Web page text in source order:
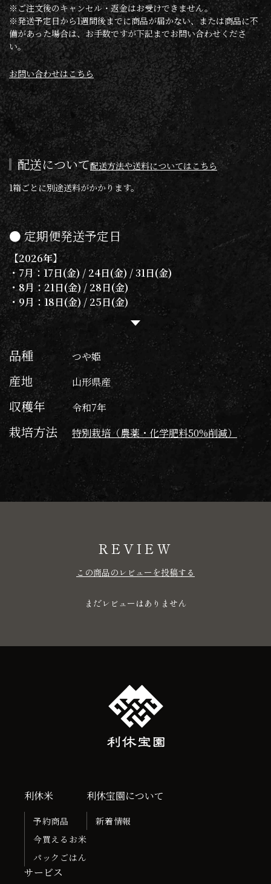
※ご注文後のキャンセル・返金はお受けできません。
※発送予定日から1週間後までに商品が届かない、または商品に不
備があった場合は、お手数ですが下記までお問い合わせくださ
い。
お問い合わせはこちら
配送について配送方法や送料についてはこちら
1箱ごとに別途送料がかかります。
● 定期便発送予定日
【2026年】
・7月：17日(金) / 24日(金) / 31日(金)
・8月：21日(金) / 28日(金)
・9月：18日(金) / 25日(金)
・10月：23日(金) / 30日(金)
・11月：20日(金) / 27日(金)
・12月：18日(金) / 25日(金)
品種 つや姫
産地 山形県産
収穫年 令和7年
栽培方法 特別栽培（農薬・化学肥料50%削減）
REVIEW
この商品のレビューを投稿する
まだレビューはありません
利休米
予約商品
今買えるお米
パックごはん
利休宝園について
新着情報
サービス